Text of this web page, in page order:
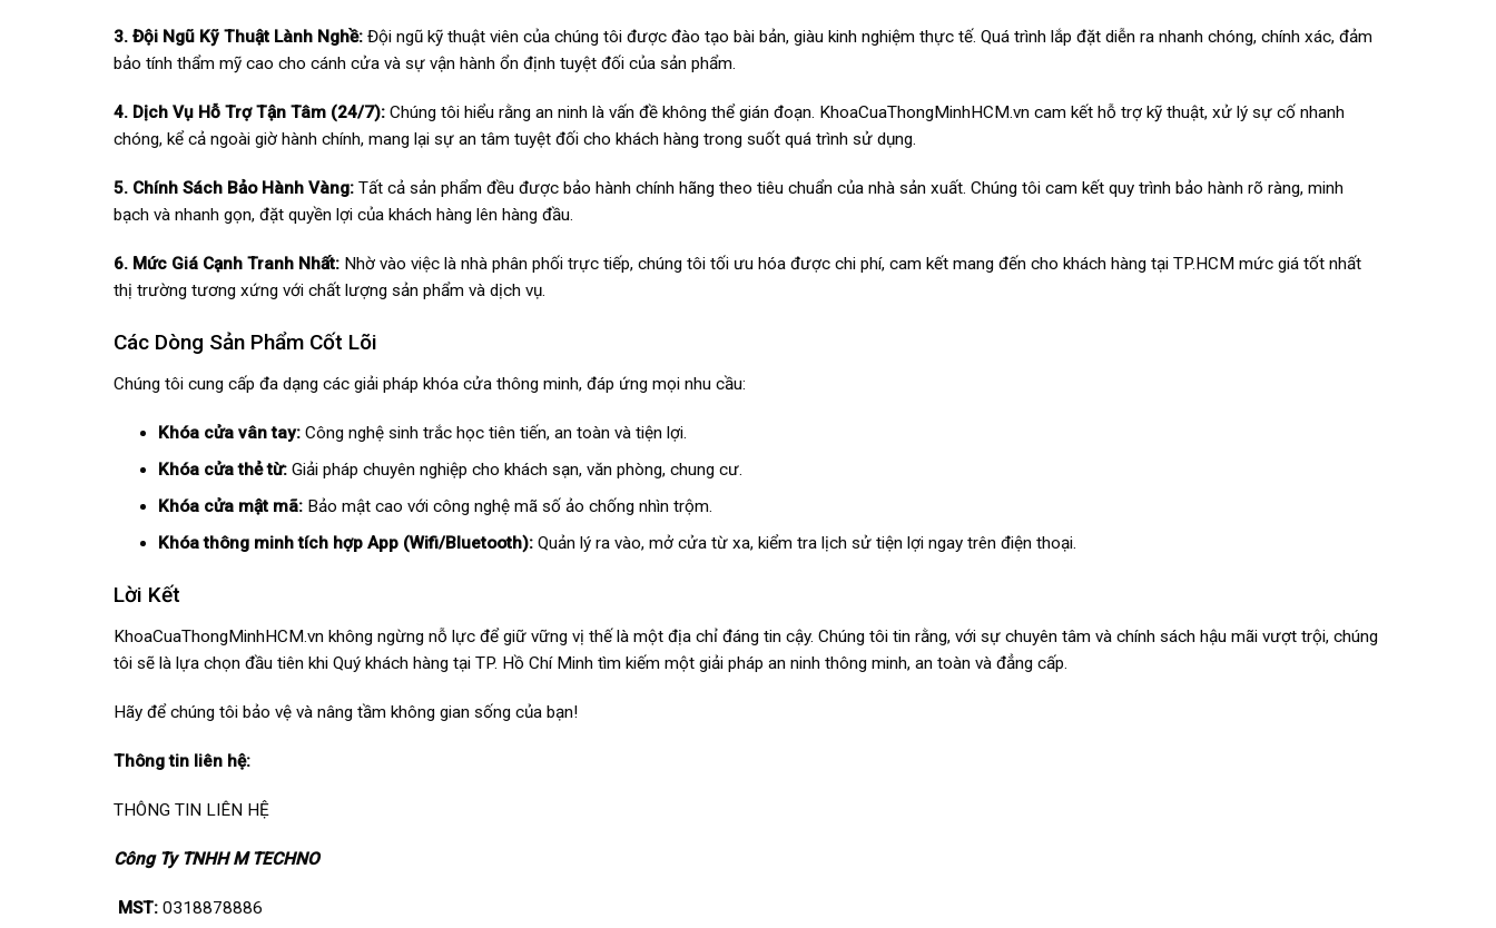
3. Đội Ngũ Kỹ Thuật Lành Nghề: Đội ngũ kỹ thuật viên của chúng tôi được đào tạo bài bản, giàu kinh nghiệm thực tế. Quá trình lắp đặt diễn ra nhanh chóng, chính xác, đảm
bảo tính thẩm mỹ cao cho cánh cửa và sự vận hành ổn định tuyệt đối của sản phẩm.
4. Dịch Vụ Hỗ Trợ Tận Tâm (24/7): Chúng tôi hiểu rằng an ninh là vấn đề không thể gián đoạn. KhoaCuaThongMinhHCM.vn cam kết hỗ trợ kỹ thuật, xử lý sự cố nhanh
chóng, kể cả ngoài giờ hành chính, mang lại sự an tâm tuyệt đối cho khách hàng trong suốt quá trình sử dụng.
5. Chính Sách Bảo Hành Vàng: Tất cả sản phẩm đều được bảo hành chính hãng theo tiêu chuẩn của nhà sản xuất. Chúng tôi cam kết quy trình bảo hành rõ ràng, minh
bạch và nhanh gọn, đặt quyền lợi của khách hàng lên hàng đầu.
6. Mức Giá Cạnh Tranh Nhất: Nhờ vào việc là nhà phân phối trực tiếp, chúng tôi tối ưu hóa được chi phí, cam kết mang đến cho khách hàng tại TP.HCM mức giá tốt nhất
thị trường tương xứng với chất lượng sản phẩm và dịch vụ.
Các Dòng Sản Phẩm Cốt Lõi
Chúng tôi cung cấp đa dạng các giải pháp khóa cửa thông minh, đáp ứng mọi nhu cầu:
Khóa cửa vân tay:Công nghệ sinh trắc học tiên tiến, an toàn và tiện lợi.
Khóa cửa thẻ từ:Giải pháp chuyên nghiệp cho khách sạn, văn phòng, chung cư.
Khóa cửa mật mã:Bảo mật cao với công nghệ mã số ảo chống nhìn trộm.
Khóa thông minh tích hợp App (Wifi/Bluetooth):Quản lý ra vào, mở cửa từ xa, kiểm tra lịch sử tiện lợi ngay trên điện thoại.
Lời Kết
KhoaCuaThongMinhHCM.vn không ngừng nỗ lực để giữ vững vị thế là một địa chỉ đáng tin cậy. Chúng tôi tin rằng, với sự chuyên tâm và chính sách hậu mãi vượt trội, chúng
tôi sẽ là lựa chọn đầu tiên khi Quý khách hàng tại TP. Hồ Chí Minh tìm kiếm một giải pháp an ninh thông minh, an toàn và đẳng cấp.
Hãy để chúng tôi bảo vệ và nâng tầm không gian sống của bạn!
Thông tin liên hệ:
THÔNG TIN LIÊN HỆ
Công Ty TNHH M TECHNO
MST: 0318878886